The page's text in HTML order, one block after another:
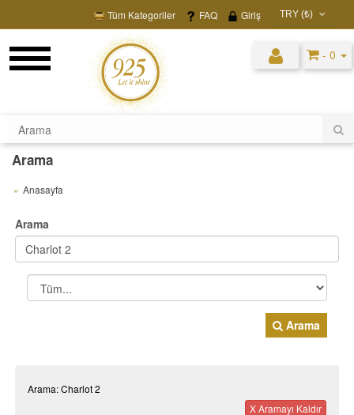
TRY (₺)
EUR (€)
Tüm Kategoriler FAQ Giriş
- 0
Arama
Anasayfa
Arama
Arama
Arama: Charlot 2
X Aramayı Kaldır